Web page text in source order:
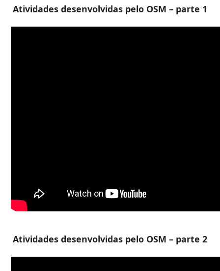
Atividades desenvolvidas pelo OSM – parte 1
Atividades desenvolvidas pelo OSM – parte 2